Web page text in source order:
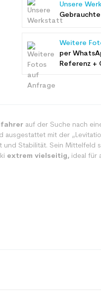
Unsere
Weitere
per
Referenz +
auf der Suche nach
ausgestattet mit der
Stabilität. Sein
extrem vielseitig,ideal für